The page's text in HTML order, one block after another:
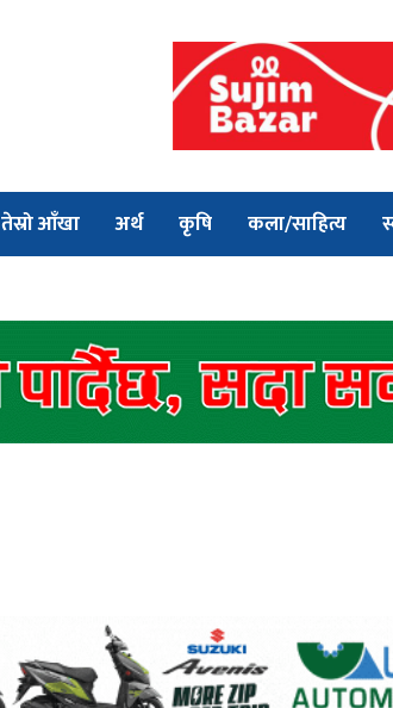
तेस्रो आँखा अर्थ कृषि कला/साहित्य